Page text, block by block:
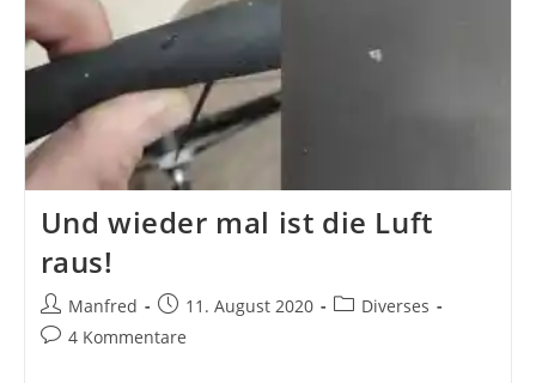
Und wieder mal ist die Luft
raus!
Beitrags-
Autor:
Manfred
Beitrag
veröffentlicht:
11. August 2020
Beitrags-
Diverses
Beitrags-
4 Kommentare